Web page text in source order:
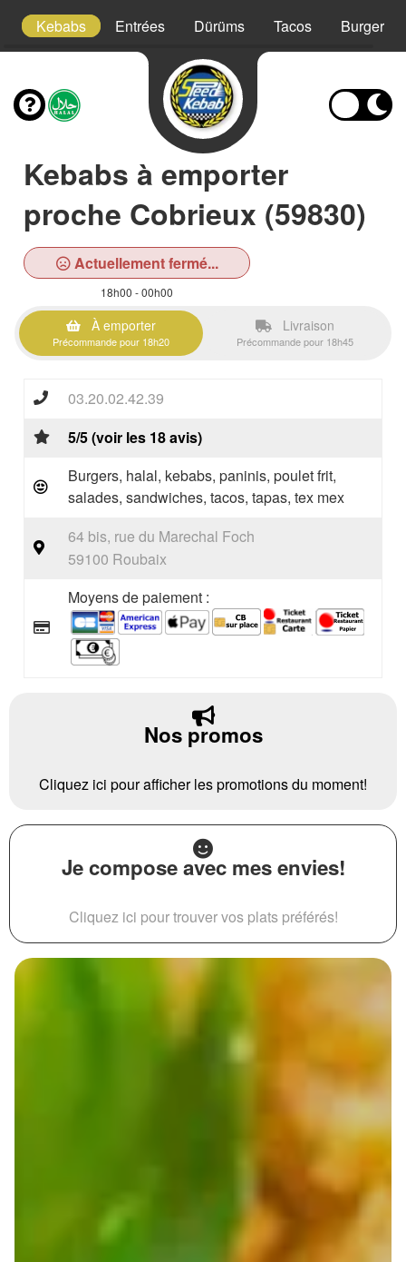
Kebabs Entrées Dürüms Tacos Burgers
Kebabs à emporter
proche Cobrieux (59830)
Actuellement fermé...
18h00 - 00h00
À emporter
Précommande pour 18h20
Livraison
Précommande pour 18h45
03.20.02.42.39
5/5 (voir les 18 avis)
Burgers, halal, kebabs, paninis, poulet frit,
salades, sandwiches, tacos, tapas, tex mex
64 bis, rue du Marechal Foch
59100 Roubaix
Moyens de paiement :
Nos promos
Cliquez ici pour afficher les promotions du moment!
Je compose avec mes envies!
Cliquez ici pour trouver vos plats préférés!